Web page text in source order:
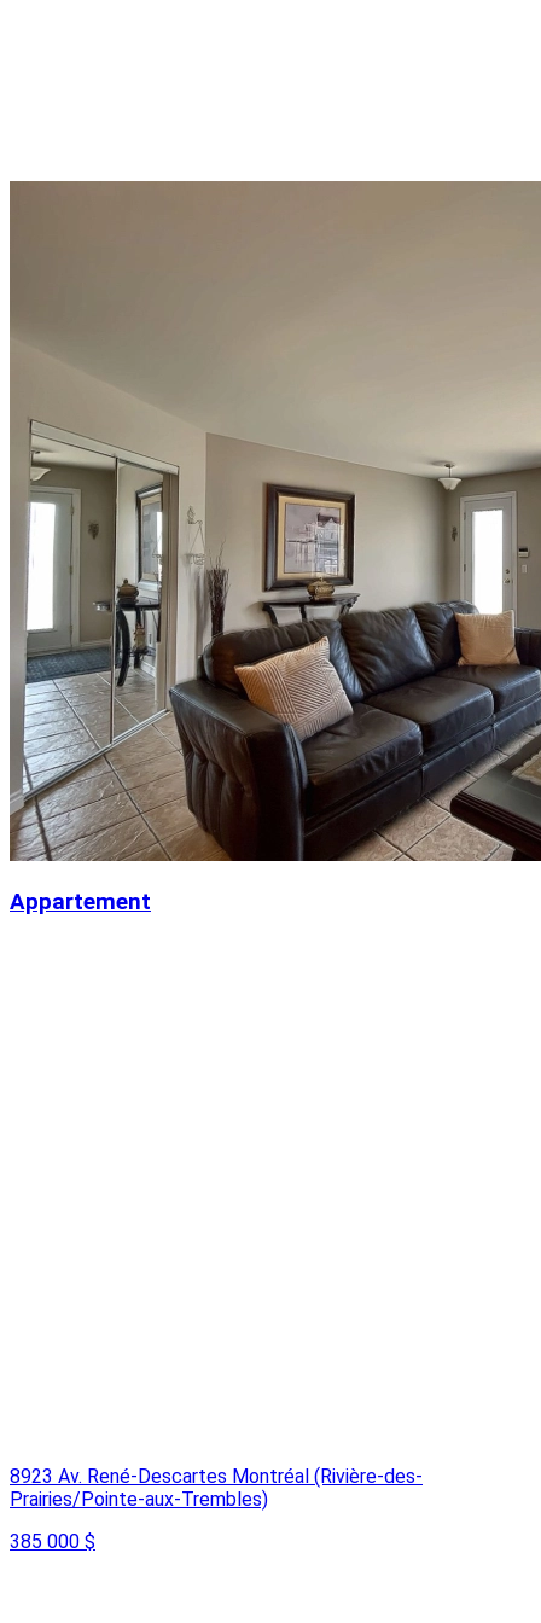
Appartement
8923 Av. René-Descartes Montréal (Rivière-des-
Prairies/Pointe-aux-Trembles)
385 000 $